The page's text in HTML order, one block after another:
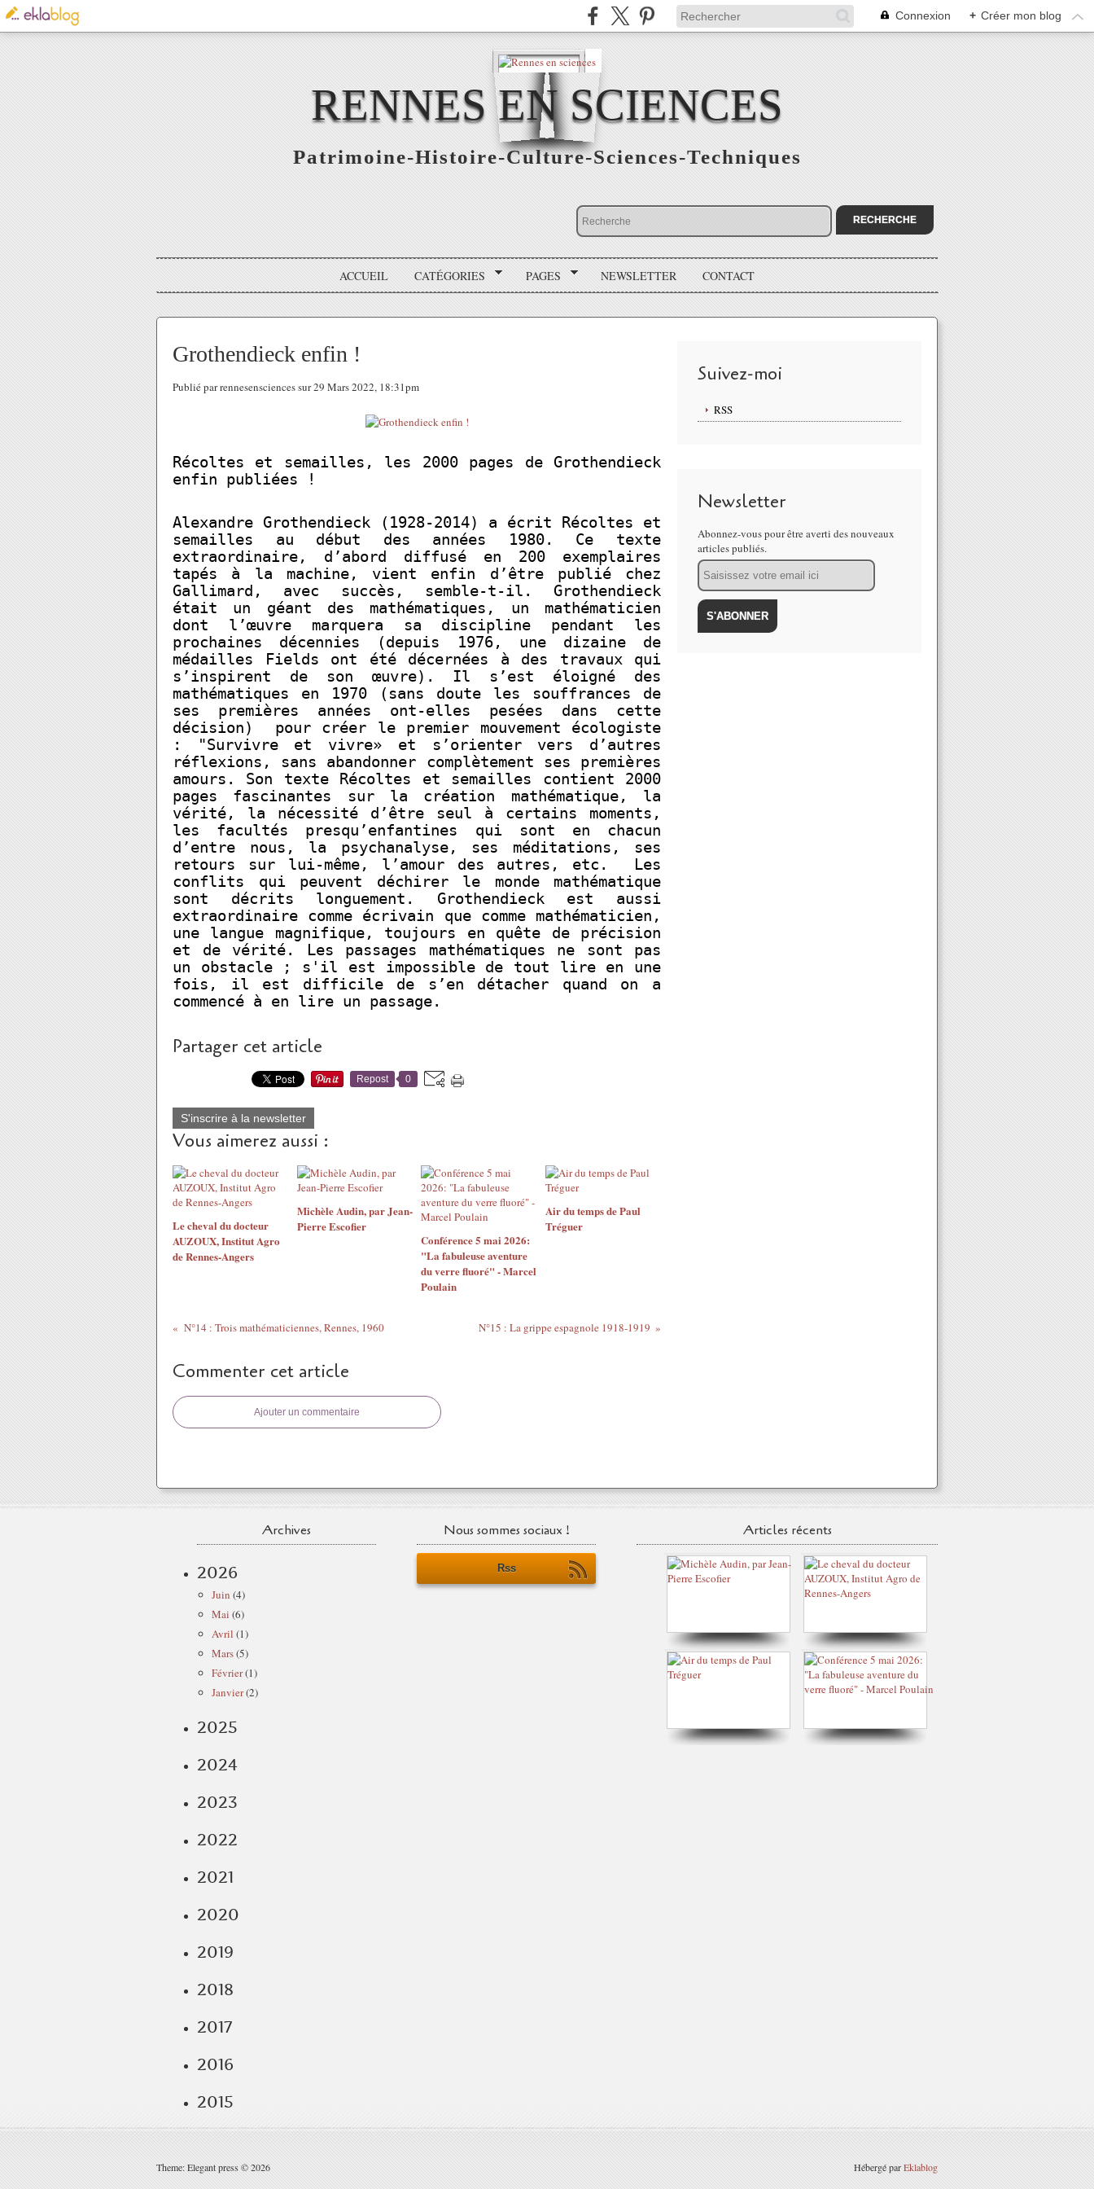
Connexion + Créer mon blog
RENNES EN SCIENCES
Patrimoine-Histoire-Culture-Sciences-Techniques
ACCUEIL CATÉGORIES PAGES NEWSLETTER CONTACT
Grothendieck enfin !
Publié par rennesensciences sur 29 Mars 2022, 18:31pm
Récoltes et semailles, les 2000 pages de Grothendieck
enfin publiées !
Alexandre Grothendieck (1928-2014) a écrit Récoltes et
semailles au début des années 1980. Ce texte
extraordinaire, d’abord diffusé en 200 exemplaires
tapés à la machine, vient enfin d’être publié chez
Gallimard, avec succès, semble-t-il. Grothendieck
était un géant des mathématiques, un mathématicien
dont l’œuvre marquera sa discipline pendant les
prochaines décennies (depuis 1976, une dizaine de
médailles Fields ont été décernées à des travaux qui
s’inspirent de son œuvre). Il s’est éloigné des
mathématiques en 1970 (sans doute les souffrances de
ses premières années ont-elles pesées dans cette
décision) pour créer le premier mouvement écologiste
: "Survivre et vivre» et s’orienter vers d’autres
réflexions, sans abandonner complètement ses premières
amours. Son texte Récoltes et semailles contient 2000
pages fascinantes sur la création mathématique, la
vérité, la nécessité d’être seul à certains moments,
les facultés presqu’enfantines qui sont en chacun
d’entre nous, la psychanalyse, ses méditations, ses
retours sur lui-même, l’amour des autres, etc. Les
conflits qui peuvent déchirer le monde mathématique
sont décrits longuement. Grothendieck est aussi
extraordinaire comme écrivain que comme mathématicien,
une langue magnifique, toujours en quête de précision
et de vérité. Les passages mathématiques ne sont pas
un obstacle ; s'il est impossible de tout lire en une
fois, il est difficile de s’en détacher quand on a
commencé à en lire un passage.
Partager cet article
Repost 0
S'inscrire à la newsletter
Vous aimerez aussi :
Le cheval du docteur
AUZOUX, Institut Agro
de Rennes-Angers
Michèle Audin, par Jean-
Pierre Escofier
Conférence 5 mai 2026:
"La fabuleuse aventure
du verre fluoré" - Marcel
Poulain
Air du temps de Paul
Tréguer
N°14 : Trois mathématiciennes, Rennes, 1960 N°15 : La grippe espagnole 1918-1919
Commenter cet article
Ajouter un commentaire
Suivez-moi
RSS
Newsletter
Abonnez-vous pour être averti des nouveaux
articles publiés.
Email
Archives
2026
Juin (4)
Mai (6)
Avril (1)
Mars(5)
Février(1)
Janvier(2)
2025
2024
2023
2022
2021
2020
2019
2018
2017
2016
2015
Nous sommes sociaux !
Rss
Articles récents
Theme: Elegant press © 2026 Hébergé parEklablog